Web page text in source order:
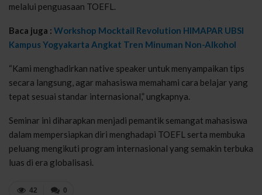
melalui penguasaan TOEFL.
Baca juga : Workshop Mocktail Revolution HIMAPAR UBSI
Kampus Yogyakarta Angkat Tren Minuman Non-Alkohol
“Kami menghadirkan native speaker untuk menyampaikan tips
secara langsung, agar mahasiswa memahami cara belajar yang
tepat sesuai standar internasional,” ungkapnya.
Seminar ini diharapkan menjadi pemantik semangat mahasiswa
dalam mempersiapkan diri menghadapi TOEFL serta membuka
peluang mengikuti program internasional yang semakin terbuka
luas di era globalisasi.
0
42